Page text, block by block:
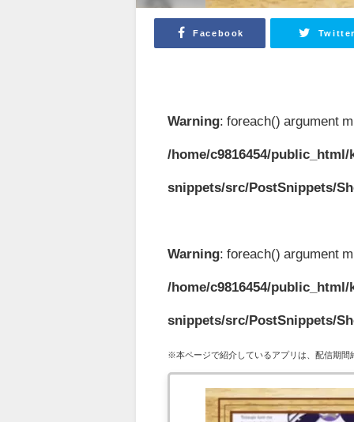
Facebook
Warning: foreach() argument
/home/c9816454/
snippets/src/PostSnippets/
Warning: foreach() argument
/home/c9816454/
snippets/src/PostSnippets/
※本ページで紹介しているアプリは、配信期間